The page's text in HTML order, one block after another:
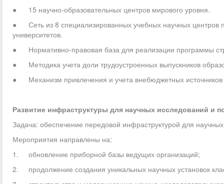
● 15 научно-образовательных центров мирового уровня.
● Сеть из 8 специализированных учебных научных центров
университетов.
● Нормативно-правовая база для реализации программы
● Методика учета доли трудоустроенных выпускников
● Механизм привлечения и учета внебюджетных источников
Развитие инфраструктуры для научных исследований и
Задача: обеспечение передовой инфраструктурой для
Мероприятия направлены на:
1. обновление приборной базы ведущих организаций;
2. продолжение создания уникальных научных установок